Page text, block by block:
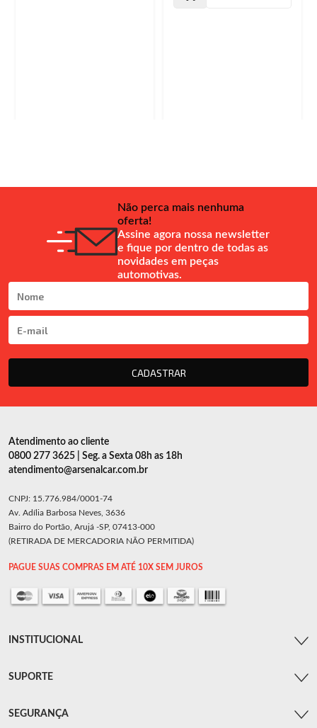
Não perca mais nenhuma
oferta!
Assine agora nossa newsletter
e fique por dentro de todas as
novidades em peças
automotivas.
CADASTRAR
Atendimento ao cliente
0800 277 3625 | Seg. a Sexta 08h as 18h
atendimento@arsenalcar.com.br
CNPJ: 15.776.984/0001-74
Av. Adília Barbosa Neves, 3636
Bairro do Portão, Arujá -SP, 07413-000
(RETIRADA DE MERCADORIA NÃO PERMITIDA)
PAGUE SUAS COMPRAS EM ATÉ 10X SEM JUROS
INSTITUCIONAL
SUPORTE
SEGURANÇA